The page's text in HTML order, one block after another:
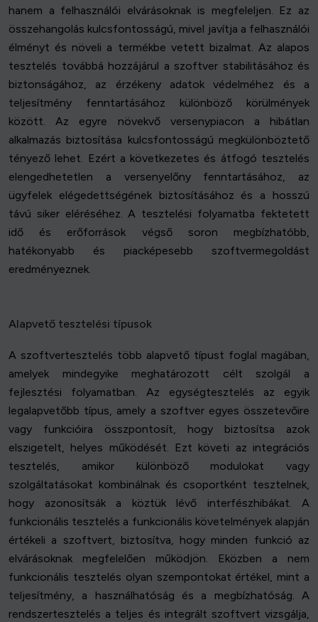
hanem a felhasználói elvárásoknak is megfeleljen. Ez az
összehangolás kulcsfontosságú, mivel javítja a felhasználói
élményt és növeli a termékbe vetett bizalmat. Az alapos
tesztelés továbbá hozzájárul a szoftver stabilitásához és
biztonságához, az érzékeny adatok védelméhez és a
teljesítmény fenntartásához különböző körülmények
között. Az egyre növekvő versenypiacon a hibátlan
alkalmazás biztosítása kulcsfontosságú megkülönböztető
tényező lehet. Ezért a következetes és átfogó tesztelés
elengedhetetlen a versenyelőny fenntartásához, az
ügyfelek elégedettségének biztosításához és a hosszú
távú siker eléréséhez. A tesztelési folyamatba fektetett
idő és erőforrások végső soron megbízhatóbb,
hatékonyabb és piacképesebb szoftvermegoldást
eredményeznek.
Alapvető tesztelési típusok
A szoftvertesztelés több alapvető típust foglal magában,
amelyek mindegyike meghatározott célt szolgál a
fejlesztési folyamatban. Az egységtesztelés az egyik
legalapvetőbb típus, amely a szoftver egyes összetevőire
vagy funkcióira összpontosít, hogy biztosítsa azok
elszigetelt, helyes működését. Ezt követi az integrációs
tesztelés, amikor különböző modulokat vagy
szolgáltatásokat kombinálnak és csoportként tesztelnek,
hogy azonosítsák a köztük lévő interfészhibákat. A
funkcionális tesztelés a funkcionális követelmények alapján
értékeli a szoftvert, biztosítva, hogy minden funkció az
elvárásoknak megfelelően működjön. Eközben a nem
funkcionális tesztelés olyan szempontokat értékel, mint a
teljesítmény, a használhatóság és a megbízhatóság. A
rendszertesztelés a teljes és integrált szoftvert vizsgálja,